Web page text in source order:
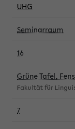
UHG
Seminarraum
16
Grüne Tafel,
Fakultät für
7